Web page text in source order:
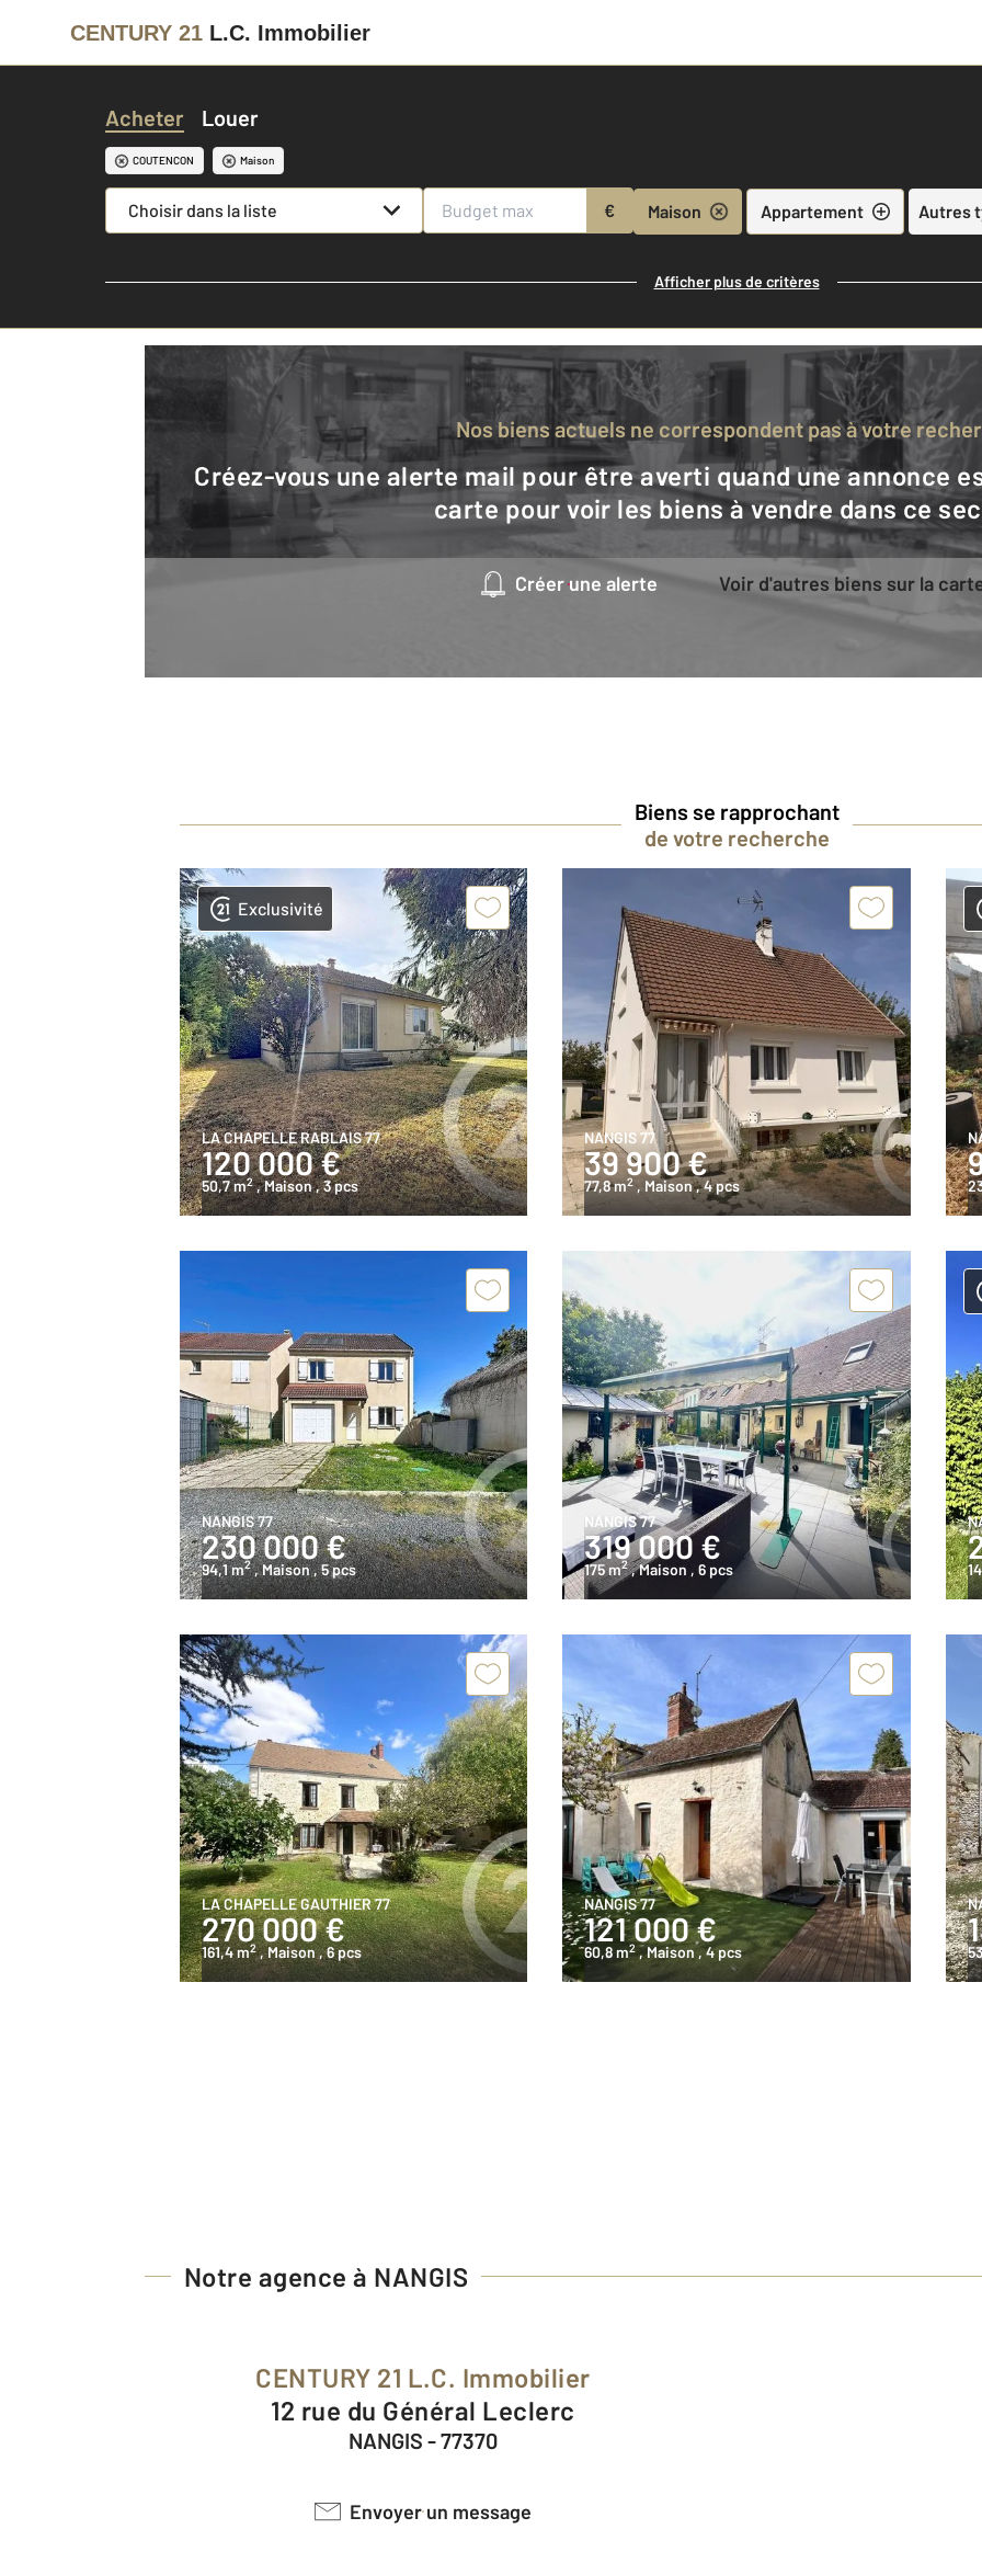
CENTURY 21 L.C. Immobilier
Acheter Louer
COUTENCON Maison
Choisir dans la liste € Maison Appartement Autres
Afficher plus de critères
Nos biens actuels ne correspondent pas à votre
Créez-vous une alerte mail pour être averti quand une annonce est en ligne et consultez la
carte pour voir les biens à vendre dans ce
Créer une alerte Voir d'autres biens sur la
Biens se rapprochant
de votre recherche
Exclusivité
LA CHAPELLE RABLAIS 77
120 000 €
50,7 m2 , Maison, 3 pcs
NANGIS 77
39 900 €
77,8 m2 , Maison, 4 pcs
NANGIS 77
230 000 €
94,1 m2 , Maison, 5 pcs
NANGIS 77
319 000 €
175 m2 , Maison , 6 pcs
LA CHAPELLE GAUTHIER 77
270 000 €
161,4 m2 , Maison, 6 pcs
NANGIS 77
121 000 €
60,8 m2 , Maison , 4 pcs
Notre agence à NANGIS
CENTURY 21 L.C. Immobilier
12 rue du Général Leclerc
NANGIS - 77370
Envoyer un message